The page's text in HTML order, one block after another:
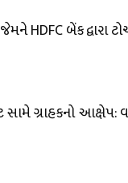
HDFC બેંક
સામે ગ્રાહકનો આક્ષેપ: